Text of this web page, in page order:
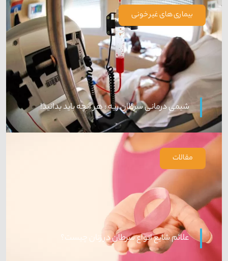
بیماری های غیر خونی
شیمی‌ درمانی سرطان ریه : هر آنچه باید بدانید!
مقالات
علائم شایع انواع سرطان در زنان چیست؟